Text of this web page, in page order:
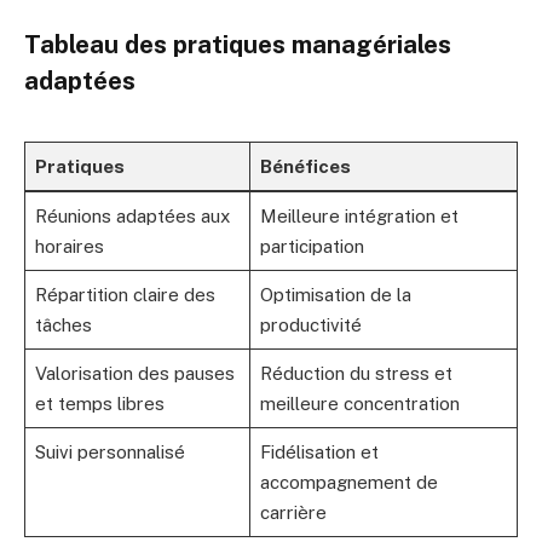
Tableau des pratiques managériales
adaptées
Pratiques Bénéfices
Réunions adaptées aux
horaires
Meilleure intégration et
participation
Répartition claire des
tâches
Optimisation de la
productivité
Valorisation des pauses
et temps libres
Réduction du stress et
meilleure concentration
Suivi personnalisé
Fidélisation et
accompagnement de
carrière